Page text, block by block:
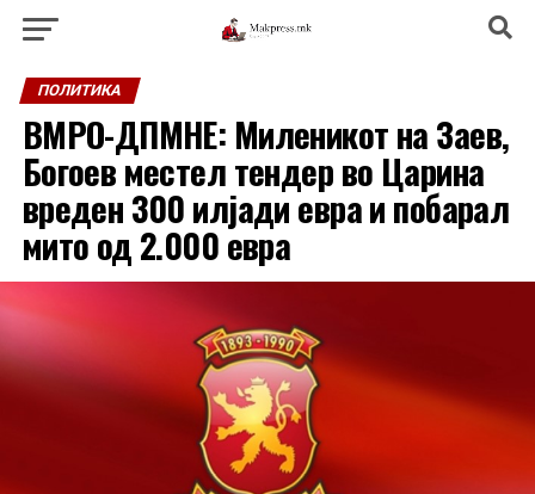
ПОЛИТИКА
ВМРО-ДПМНЕ: Миленикот на Заев,
Богоев местел тендер во Царина
вреден 300 илјади евра и побарал
мито од 2.000 евра